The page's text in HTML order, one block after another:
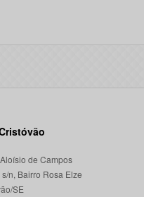
de Campos
n, Bairro Rosa Elze
SE